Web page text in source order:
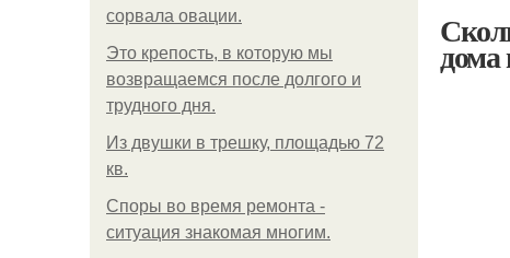
сорвала овации.
Это крепость, в которую мы
возвращаемся после долгого и
трудного дня.
Из двушки в трешку, площадью 72
кв.
Споры во время ремонта -
ситуация знакомая многим.
дома